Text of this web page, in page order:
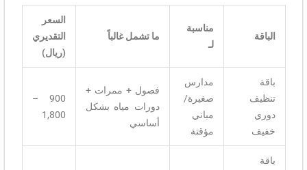
الباقة
مناسبة
لـ
ما تشمل غالباً
السعر
التقديري
(ريال)
باقة
تنظيف
دوري
خفيف
مدارس
صغيرة/
مباني
مؤقتة
فصول + ممرات +
دورات مياه بشكل
أساسي
900 –
1,800
باقة